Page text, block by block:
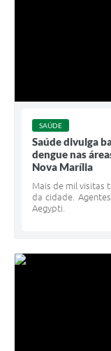
SAÚDE
Saúde divulga
dengue nas
Nova Marília
Mais de mil visitas
da cidade.
Aegypti.